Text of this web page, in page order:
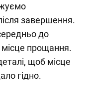
завершення.
до
місце прощання.
щоб місце
гідно.